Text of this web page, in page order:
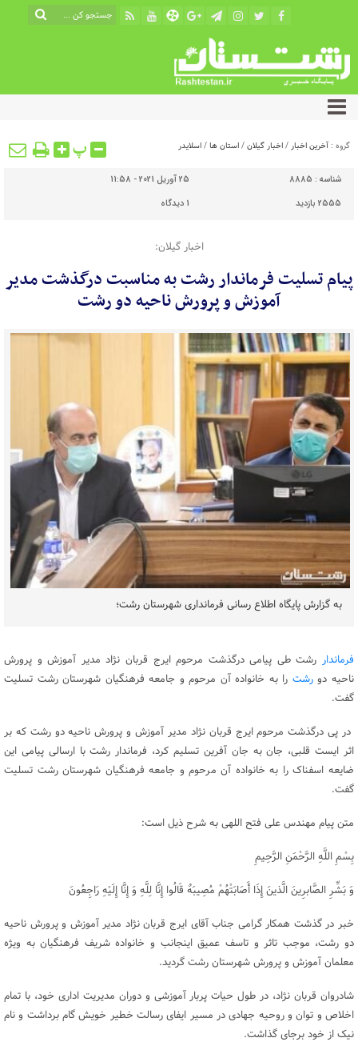
گروه : آخرین اخبار/اخبار گیلان/استان ها/اسلایدر پ
شناسه : 8885
25 آوریل 2021 - 11:58
2555 بازدید
1 دیدگاه
اخبار گیلان:
پیام تسلیت فرماندار رشت به مناسبت درگذشت مدیر
آموزش و پرورش ناحیه دو رشت
به گزارش پایگاه اطلاع رسانی فرمانداری شهرستان رشت؛
فرماندار رشت طی پیامی درگذشت مرحوم ایرج قربان نژاد مدیر آموزش و پرورش
ناحیه دورشت را به خانواده آن مرحوم و جامعه فرهنگیان شهرستان رشت تسلیت
گفت.
در پی درگذشت مرحوم ایرج قربان نژاد مدیر آموزش و پرورش ناحیه دو رشت که بر
اثر ایست قلبی، جان به جان آفرین تسلیم کرد، فرماندار رشت با ارسالی پیامی این
ضایعه اسفناک را به خانواده آن مرحوم و جامعه فرهنگیان شهرستان رشت تسلیت
گفت.
متن پیام مهندس علی فتح اللهی به شرح ذیل است:
بِسْمِ اللَّهِ الرَّحْمَنِ الرَّحِیمِ
وَ بَشِّرِ الصَّابرِینَ الَّذینَ إِذَا أَصَابَتْهُمْ مُصِیبَهٌ قَالُوا إِنَّا لِلَّهِ وَ إِنَّا إِلَیْهِ رَاجِعُونَ
خبر در گذشت همکار گرامی جناب آقای ایرج قربان نژاد مدیر آموزش و پرورش ناحیه
دو رشت، موجب تاثر و تاسف عمیق اینجانب و خانواده شریف فرهنگیان به‌ ویژه
معلمان آموزش و پرورش شهرستان رشت گردید.
شادروان قربان نژاد، در طول حیات پربار آموزشی و دوران مدیریت اداری خود، با تمام
اخلاص و توان و روحیه جهادی در مسیر ایفای رسالت خطیر خویش گام برداشت و نام
نیک از خود برجای گذاشت.